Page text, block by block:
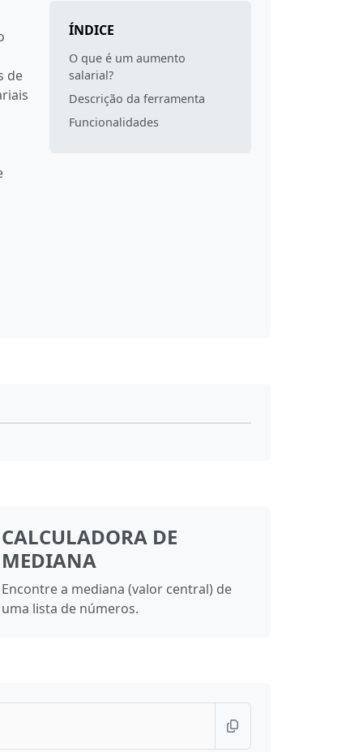
de
ÍNDICE
O que é um aumento
salarial?
Descrição da ferramenta
Funcionalidades
CALCULADORA DE
MEDIANA
Encontre a mediana (valor central) de
uma lista de números.